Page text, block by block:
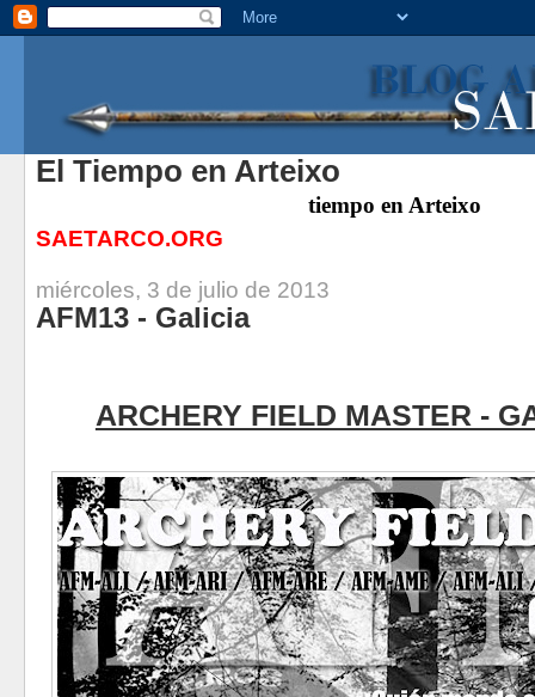
El Tiempo en Arteixo
tiempo en Arteixo
SAETARCO.ORG
miércoles, 3 de julio de 2013
AFM13 - Galicia
ARCHERY FIELD MASTER -